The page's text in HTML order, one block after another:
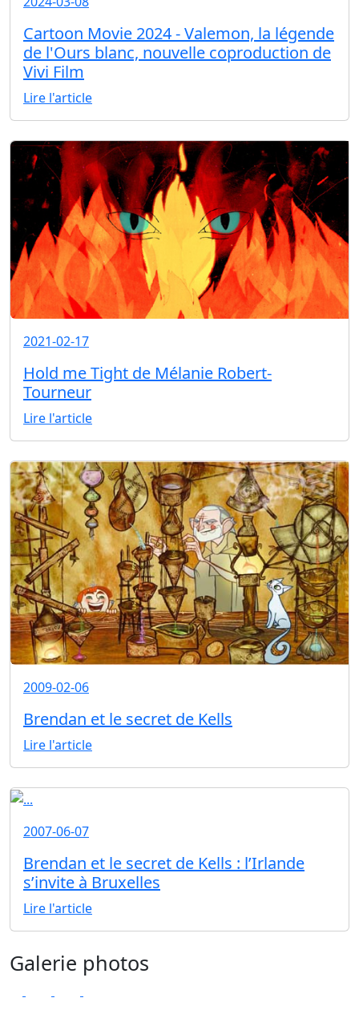
Cartoon Movie 2024 - Valemon, la légende
de l'Ours blanc, nouvelle coproduction de
Vivi Film
Lire l'article
2021-02-17
Hold me Tight de Mélanie Robert-
Tourneur
Lire l'article
2009-02-06
Brendan et le secret de Kells
Lire l'article
2007-06-07
Brendan et le secret de Kells : l’Irlande
s’invite à Bruxelles
Lire l'article
Galerie photos